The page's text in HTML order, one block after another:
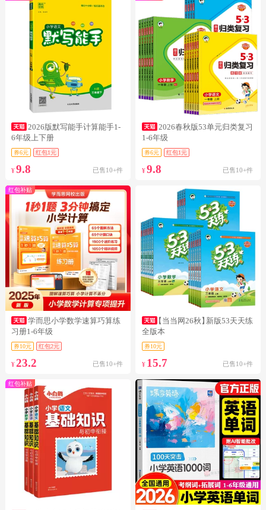
2026版默写能手计算能手1-
6年级上下册
券6元 红包1元
¥ 9.8 已售10+件
2026春秋版53单元归类复习
1-6年级
券6元 红包1元
¥9.8 已售10+件
红包补贴
学而思小学数学速算巧算练
习册1-6年级
券10元 红包2元
¥ 23.2 已售10+件
【当当网26秋】新版53天天练
全版本
券10元
¥ 15.7 已售10+件
红包补贴